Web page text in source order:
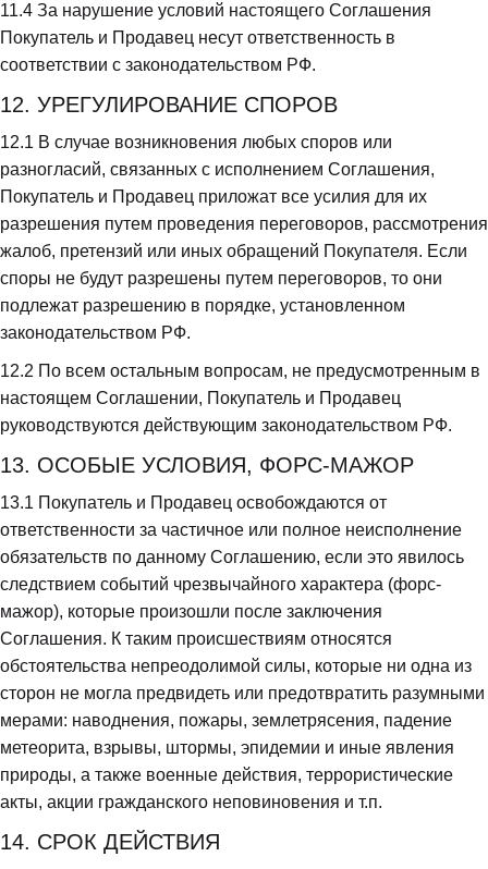
11.4 За нарушение условий настоящего Соглашения
Покупатель и Продавец несут ответственность в
соответствии с законодательством РФ.
12. УРЕГУЛИРОВАНИЕ СПОРОВ
12.1 В случае возникновения любых споров или
разногласий, связанных с исполнением Соглашения,
Покупатель и Продавец приложат все усилия для их
разрешения путем проведения переговоров, рассмотрения
жалоб, претензий или иных обращений Покупателя. Если
споры не будут разрешены путем переговоров, то они
подлежат разрешению в порядке, установленном
законодательством РФ.
12.2 По всем остальным вопросам, не предусмотренным в
настоящем Соглашении, Покупатель и Продавец
руководствуются действующим законодательством РФ.
13. ОСОБЫЕ УСЛОВИЯ, ФОРС-МАЖОР
13.1 Покупатель и Продавец освобождаются от
ответственности за частичное или полное неисполнение
обязательств по данному Соглашению, если это явилось
следствием событий чрезвычайного характера (форс-
мажор), которые произошли после заключения
Соглашения. К таким происшествиям относятся
обстоятельства непреодолимой силы, которые ни одна из
сторон не могла предвидеть или предотвратить разумными
мерами: наводнения, пожары, землетрясения, падение
метеорита, взрывы, штормы, эпидемии и иные явления
природы, а также военные действия, террористические
акты, акции гражданского неповиновения и т.п.
14. СРОК ДЕЙСТВИЯ